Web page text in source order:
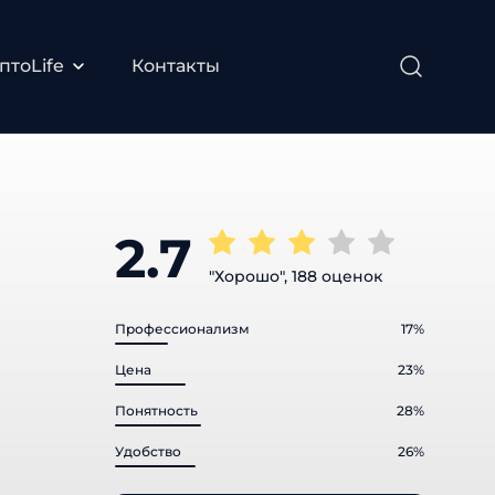
Контакты
2.7 "Хорошо", 188 оценок
Профессионализм 17%
Цена 23%
Понятность 28%
Удобство 26%